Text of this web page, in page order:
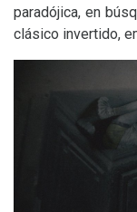
paradójica, en
clásico invertido,